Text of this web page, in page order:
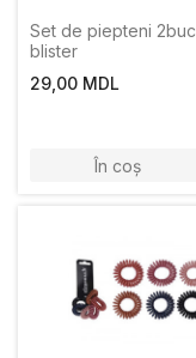
Set de piepteni 2buc,
blister
29,00 MDL
În coș